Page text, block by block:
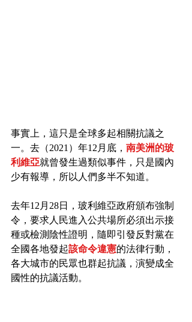
事實上，這只是全球多起相關抗議之
一。去（2021）年12月底， 南美洲的玻
利維亞就曾發生過類似事件，只是國內
少有報導，所以人們多半不知道。
去年12月28日，玻利維亞政府頒布強制
令，要求人民進入公共場所必須出示接
種或檢測陰性證明，隨即引發反對黨在
全國各地發起該命令違憲的法律行動，
各大城市的民眾也群起抗議，演變成全
國性的抗議活動。